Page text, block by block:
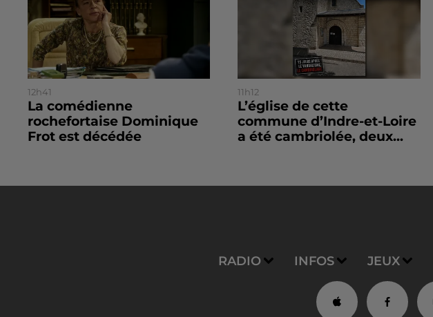
12h41
La comédienne
rochefortaise Dominique
Frot est décédée
11h12
L’église de cette
commune d’Indre-et-Loire
a été cambriolée, deux...
RADIO INFOS JEUX